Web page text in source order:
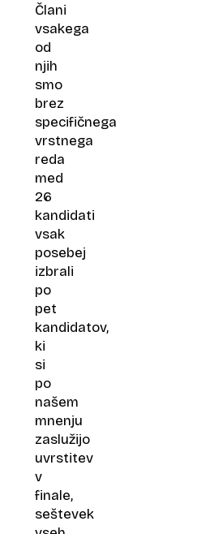
Člani
vsakega
od
njih
smo
brez
specifičnega
vrstnega
reda
med
26
kandidati
vsak
posebej
izbrali
po
pet
kandidatov,
ki
si
po
našem
mnenju
zaslužijo
uvrstitev
v
finale,
seštevek